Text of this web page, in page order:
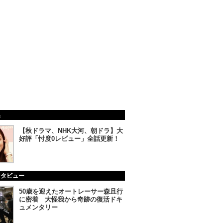
【秋ドラマ、NHK大河、朝ドラ】大
好評「忖度0レビュー」全話更新！
ビュー
50歳を迎えたオートレーサー森且行
に密着 大怪我から奇跡の復活ドキ
ュメンタリー